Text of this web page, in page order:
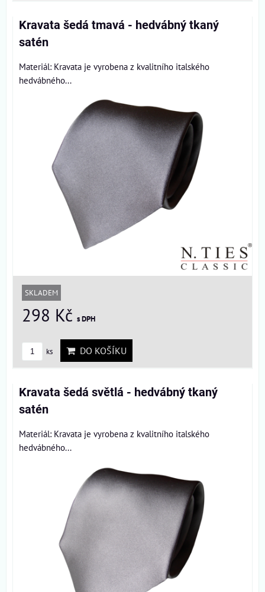
Kravata šedá tmavá - hedvábný tkaný
satén
Materiál: Kravata je vyrobena z kvalitního italského
hedvábného...
SKLADEM
298 Kč s DPH
ks DO KOŠÍKU
Kravata šedá světlá - hedvábný tkaný
satén
Materiál: Kravata je vyrobena z kvalitního italského
hedvábného...